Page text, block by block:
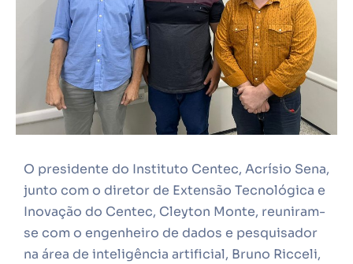
O presidente do Instituto Centec, Acrísio Sena,
junto com o diretor de Extensão Tecnológica e
Inovação do Centec, Cleyton Monte, reuniram-
se com o engenheiro de dados e pesquisador
na área de inteligência artificial, Bruno Ricceli,